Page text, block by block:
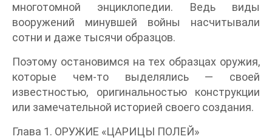
многотомной энциклопедии. Ведь виды
вооружений минувшей войны насчитывали
сотни и даже тысячи образцов.
Поэтому остановимся на тех образцах оружия,
которые чем-то выделялись — своей
известностью, оригинальностью конструкции
или замечательной историей своего создания.
Глава 1. ОРУЖИЕ «ЦАРИЦЫ ПОЛЕЙ»